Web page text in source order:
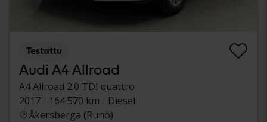
Testattu
Audi A4 Allroad
A4 Allroad 2.0 TDI quattro
2017
164 570 km
Diesel
Åkersberga (Runö)